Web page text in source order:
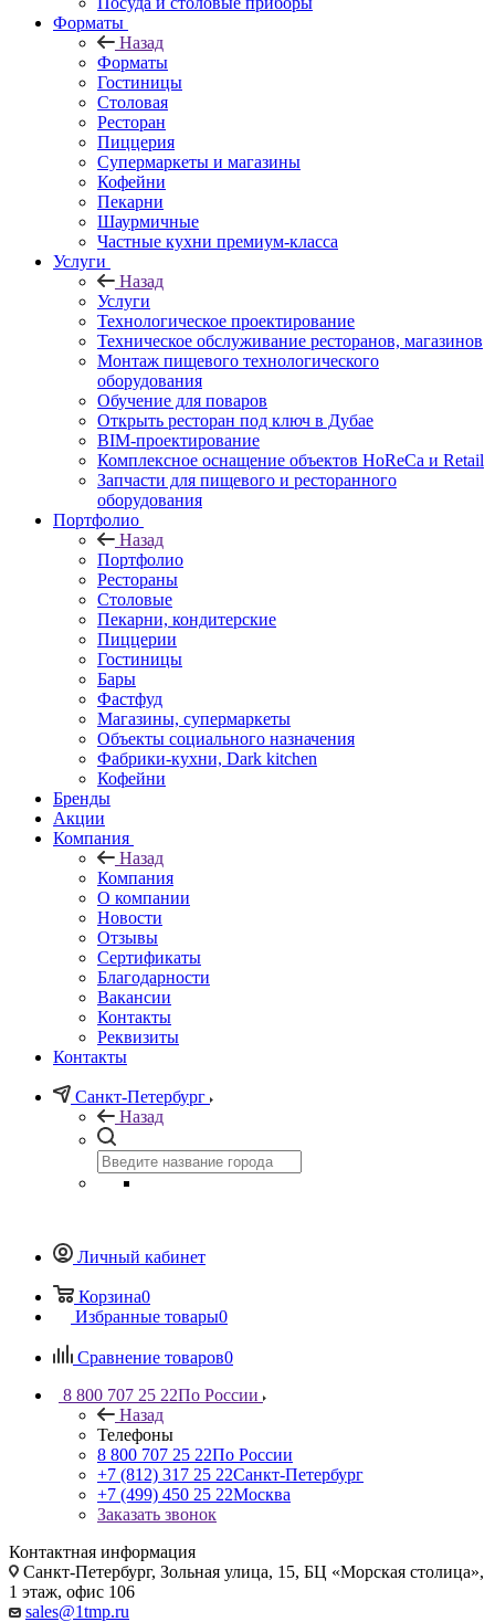
Форматы
Назад
Форматы
Гостиницы
Столовая
Ресторан
Пиццерия
Супермаркеты и магазины
Кофейни
Пекарни
Шаурмичные
Частные кухни премиум-класса
Услуги
Назад
Услуги
Технологическое проектирование
Техническое обслуживание ресторанов, магазинов
Монтаж пищевого технологического
оборудования
Обучение для поваров
Открыть ресторан под ключ в Дубае
BIM-проектирование
Комплексное оснащение объектов HoReCa и Retail
Запчасти для пищевого и ресторанного
оборудования
Портфолио
Назад
Портфолио
Рестораны
Столовые
Пекарни, кондитерские
Пиццерии
Гостиницы
Бары
Фастфуд
Магазины, супермаркеты
Объекты социального назначения
Фабрики-кухни, Dark kitchen
Кофейни
Бренды
Акции
Компания
Назад
Компания
О компании
Новости
Отзывы
Сертификаты
Благодарности
Вакансии
Контакты
Реквизиты
Контакты
Санкт-Петербург
Назад
Личный кабинет
Корзина0
Избранные товары0
Сравнение товаров0
8 800 707 25 22По России
Назад
Телефоны
8 800 707 25 22По России
+7 (812) 317 25 22Санкт-Петербург
+7 (499) 450 25 22Москва
Заказать звонок
Контактная информация
Санкт-Петербург, Зольная улица, 15, БЦ «Морская столица»,
1 этаж, офис 106
sales@1tmp.ru